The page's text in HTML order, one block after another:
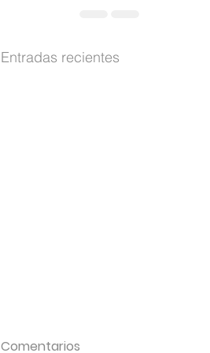
Entradas recientes
Comentarios